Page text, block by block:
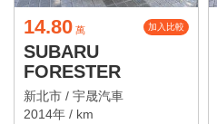
14.80 萬 加入比較
SUBARU
FORESTER
新北市 / 宇晟汽車
2014年 / km